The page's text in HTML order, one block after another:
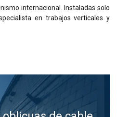
internacional. Instaladas solo
en trabajos verticales y
cookies
personalizar el
y analizar nuestro
información